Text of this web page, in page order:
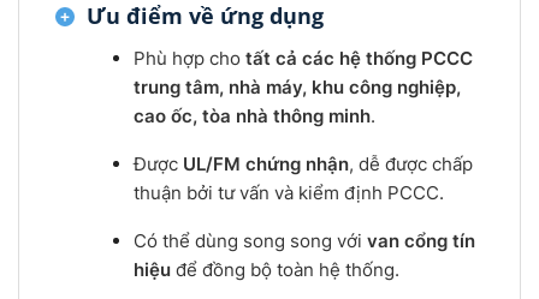
Ưu điểm về ứng dụng
Phù hợp cho tất cả các hệ thống PCCC
trung tâm, nhà máy, khu công nghiệp,
cao ốc, tòa nhà thông minh.
Được UL/FM chứng nhận, dễ được chấp
thuận bởi tư vấn và kiểm định PCCC.
Có thể dùng song song với van cổng tín
hiệuđể đồng bộ toàn hệ thống.